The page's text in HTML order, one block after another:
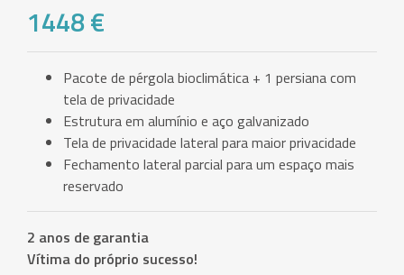
1448 €
Pacote de pérgola bioclimática + 1 persiana com
tela de privacidade
Estrutura em alumínio e aço galvanizado
Tela de privacidade lateral para maior privacidade
Fechamento lateral parcial para um espaço mais
reservado
2 anos de garantia
Vítima do próprio sucesso!